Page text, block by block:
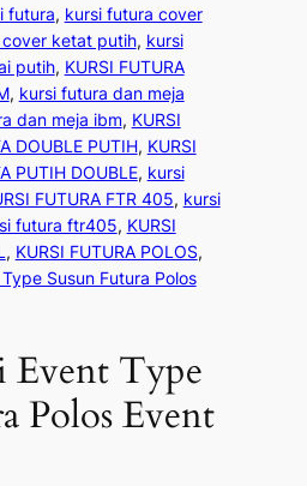
futura, kursi futura cover
ketat putih, kursi
putih, KURSI FUTURA
, kursi futura dan meja
dan meja ibm, KURSI
DOUBLE PUTIH, KURSI
PUTIH DOUBLE, kursi
FUTURA FTR 405, kursi
futura ftr405, KURSI
, KURSI FUTURA POLOS
Susun Futura Polos
Event Type
Polos Event